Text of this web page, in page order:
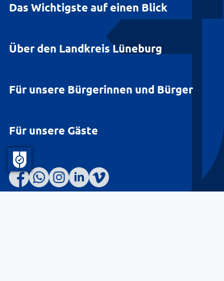
Das Wichtigste auf einen Blick
Über den Landkreis Lüneburg
Für unsere Bürgerinnen und Bürger
Für unsere Gäste